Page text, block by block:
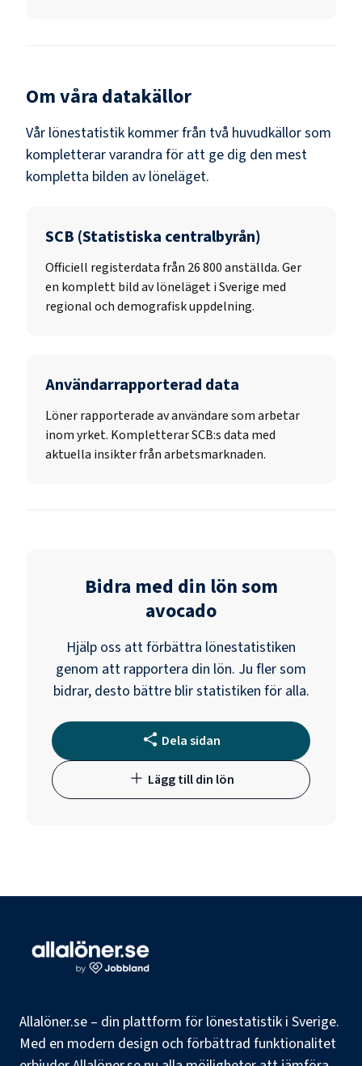
Om våra datakällor
Vår lönestatistik kommer från två huvudkällor som
kompletterar varandra för att ge dig den mest
kompletta bilden av löneläget.
SCB (Statistiska centralbyrån)
Officiell registerdata från 26 800anställda. Ger
en komplett bild av löneläget i Sverige med
regional och demografisk uppdelning.
Användarrapporterad data
Löner rapporterade av användare som arbetar
inom yrket. Kompletterar SCB:s data med
aktuella insikter från arbetsmarknaden.
Bidra med din lön som
avocado
Hjälp oss att förbättra lönestatistiken
genom att rapportera din lön. Ju fler som
bidrar, desto bättre blir statistiken för alla.
Dela sidan
Lägg till din lön
Allalöner.se – din plattform för lönestatistik i Sverige.
Med en modern design och förbättrad funktionalitet